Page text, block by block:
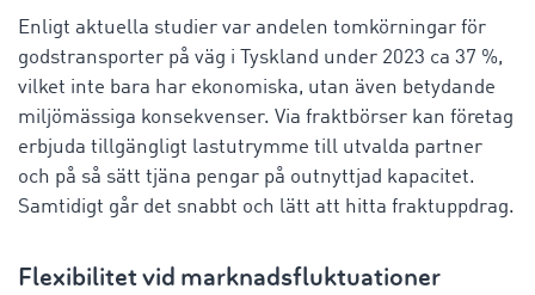
Enligt aktuella studier var andelen tomkörningar för
godstransporter på väg i Tyskland under 2023 ca 37 %,
vilket inte bara har ekonomiska, utan även betydande
miljömässiga konsekvenser. Via fraktbörser kan företag
erbjuda tillgängligt lastutrymme till utvalda partner
och på så sätt tjäna pengar på outnyttjad kapacitet.
Samtidigt går det snabbt och lätt att hitta fraktuppdrag.
Flexibilitet vid marknadsfluktuationer